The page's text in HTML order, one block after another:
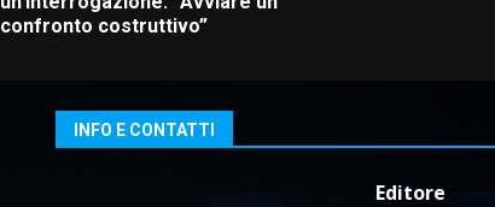
confronto costruttivo”
INFO E CONTATTI
Editore